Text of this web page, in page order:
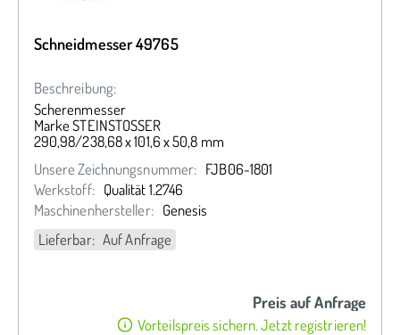
Schneidmesser 49765
Beschreibung:
Scherenmesser
Marke STEINSTOSSER
290,98/238,68 x 101,6 x 50,8 mm
Unsere Zeichnungsnummer: FJB06-1801
Werkstoff: Qualität 1.2746
Maschinenhersteller: Genesis
Lieferbar: Auf Anfrage
Preis auf Anfrage
Vorteilspreis sichern. Jetzt registrieren!